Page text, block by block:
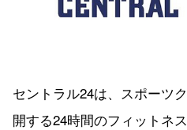
セントラル24は、スポーツ
開する24時間のフィットネ